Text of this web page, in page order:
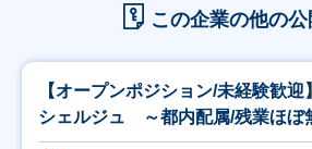
この企業の他の
【オープンポジション/未経験歓
シェルジュ ～都内配属/残業ほぼ
～